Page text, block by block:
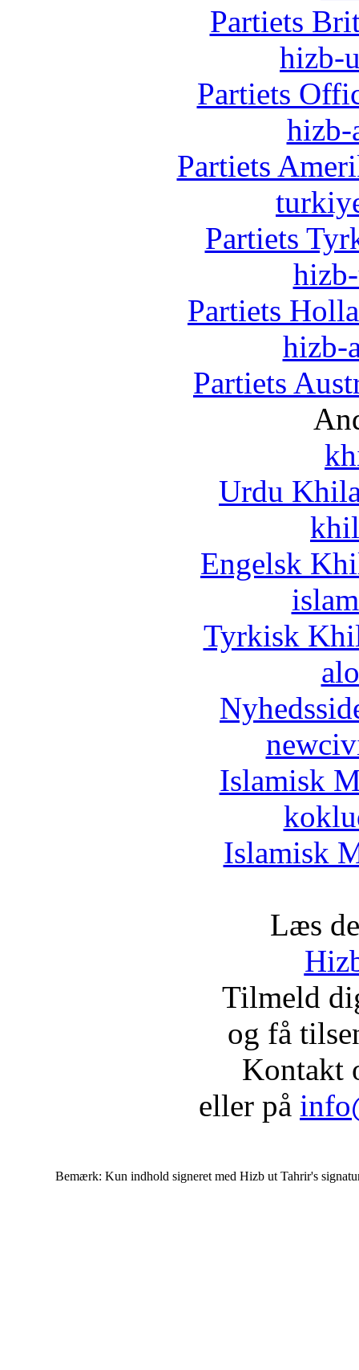
Partiets
hizb-
Partiets
hizb-
Partiets
Partiets
Partiets
hizb-
Partiets
Urdu
Engelsk
Tyrkisk
Islamisk
Islamisk
Læs
Tilmeld
og få
Kontakt
eller på
Bemærk: Kun indhold signeret med Hizb ut Tahrir's